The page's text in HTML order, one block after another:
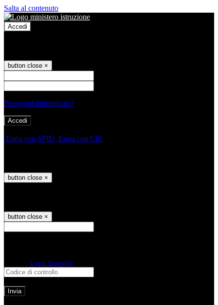
Salta al contenuto
Accedi
button close ×
Password dimenticata?
Entra con SPID Entra con CIE
button close ×
button close ×
Login Spaggiari